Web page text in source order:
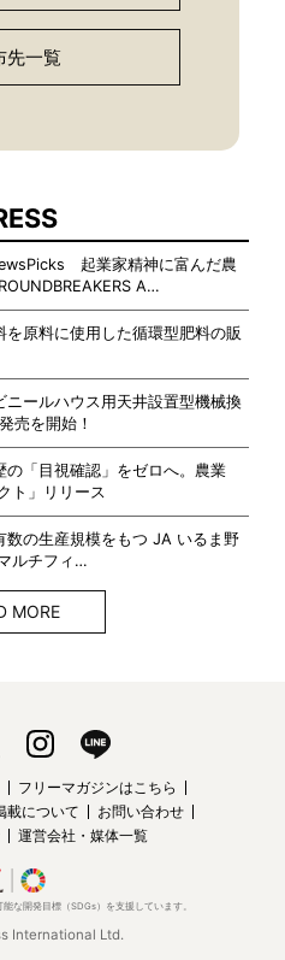
先一覧
起業家精神に富んだ農
A…
を原料に使用した循環型肥料の販
ニールハウス用天井設置型機械換
売を開始！
の「目視確認」をゼロへ。農業
ト」リリース
数の生産規模をもつ JA いるま野
ルチフィ…
MORE
フリーマガジンはこちら
載について
お問い合わせ
運営会社・媒体一覧
な開発目標（SDGs）を支援しています。
International Ltd.